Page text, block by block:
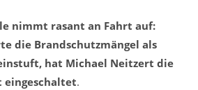
nimmt rasant an Fahrt auf:
die Brandschutzmängel als
hat Michael Neitzert die
eingeschaltet.